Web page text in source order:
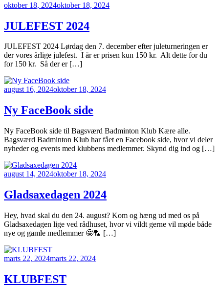
oktober 18, 2024oktober 18, 2024
JULEFEST 2024
JULEFEST 2024 Lørdag den 7. december efter juleturneringen er
der vores årlige julefest. I år er prisen kun 150 kr. Alt dette for du
for 150 kr. Så der er […]
august 16, 2024oktober 18, 2024
Ny FaceBook side
Ny FaceBook side til Bagsværd Badminton Klub Kære alle.
Bagsværd Badminton Klub har fået en Facebook side, hvor vi deler
nyheder og events med klubbens medlemmer. Skynd dig ind og […]
august 14, 2024oktober 18, 2024
Gladsaxedagen 2024
Hey, hvad skal du den 24. august? Kom og hæng ud med os på
Gladsaxedagen lige ved rådhuset, hvor vi vildt gerne vil møde både
nye og gamle medlemmer 🤩🏸 […]
marts 22, 2024marts 22, 2024
KLUBFEST